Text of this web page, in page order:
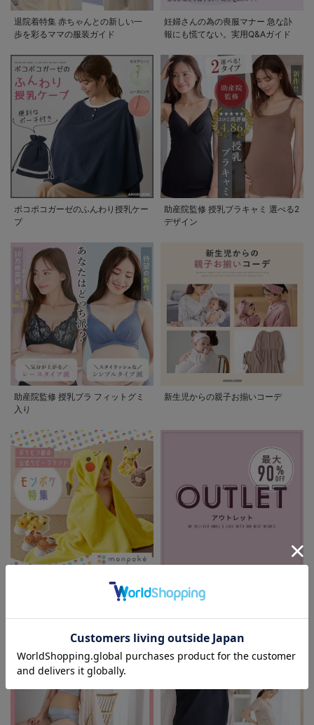
退院着特集 赤ちゃんとの新しい一
歩を彩るママの服装ガイド
妊婦さんの為の喪服マナー 急な訃
報にも慌てない。実用Q&Aガイド
ポコポコガーゼのふんわり授乳ケー
プ
助産院監修 授乳ブラキャミ 選べる2
デザイン
助産院監修 授乳ブラ フィットグミ
入り
新生児からの親子お揃いコーデ